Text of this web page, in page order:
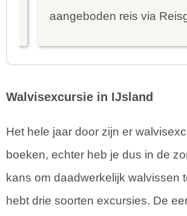
aangeboden reis via
mooie dingen van het
Walvisexcursie in IJsland
Het hele jaar door zijn er
boeken, echter heb je dus in de
kans om daadwerkelijk walvissen
hebt drie soorten excursies. De